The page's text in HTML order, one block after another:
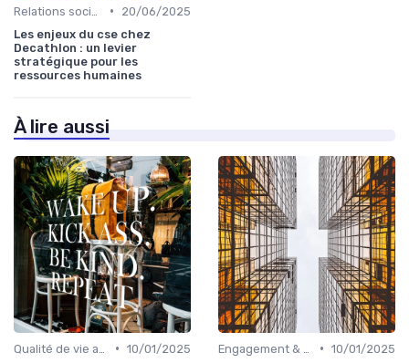
•
20/06/2025
Les enjeux du cse chez
Decathlon : un levier
stratégique pour les
ressources humaines
À lire aussi
• 10/01/2025
• 10/01/2025